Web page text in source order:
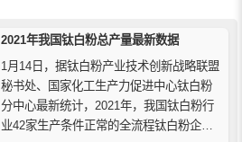
2021年我国钛白粉总产量最新数据
1月14日，据钛白粉产业技术创新战略联盟
秘书处、国家化工生产力促进中心钛白粉
分中心最新统计，2021年，我国钛白粉行
业42家生产条件正常的全流程钛白粉企业